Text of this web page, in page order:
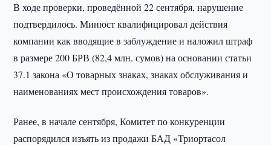
В ходе проверки, проведённой 22 сентября, нарушение
подтвердилось. Минюст квалифицировал действия
компании как вводящие в заблуждение и наложил штраф
в размере 200 БРВ (82,4 млн. сумов) на основании статьи
37.1 закона «О товарных знаках, знаках обслуживания и
наименованиях мест происхождения товаров».
Ранее, в начале сентября, Комитет по конкуренции
распорядился изъять из продажи БАД «Триортасол